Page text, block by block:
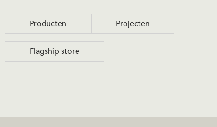
Producten Projecten
Flagship store